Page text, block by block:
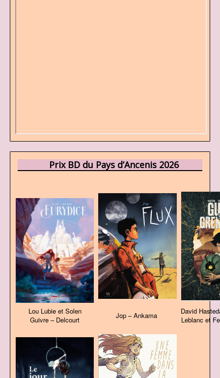
Prix BD du Pays d’Ancenis 2026
Lou Lubie et Solen
Guivre – Delcourt
Jop – Ankama
David
Leblanc et